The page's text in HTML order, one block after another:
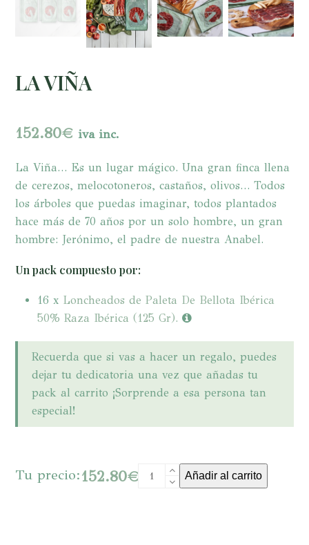
LA VIÑA
152.80€ iva inc.
La Viña… Es un lugar mágico. Una gran finca llena
de cerezos, melocotoneros, castaños, olivos… Todos
los árboles que puedas imaginar, todos plantados
hace más de 70 años por un solo hombre, un gran
hombre: Jerónimo, el padre de nuestra Anabel.
Un pack compuesto por:
16 x Loncheados de Paleta De Bellota Ibérica
50% Raza Ibérica (125 Gr).
Recuerda que si vas a hacer un regalo, puedes
dejar tu dedicatoria una vez que añadas tu
pack al carrito ¡Sorprende a esa persona tan
especial!
Tu precio:152.80€LA
Añadir al carrito